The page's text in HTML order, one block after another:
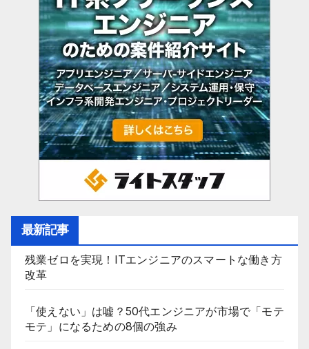
最新記事
残業ゼロを実現！ITエンジニアのスマートな働き方
改革
「使えない」は嘘？50代エンジニアが市場で「モテ
モテ」になるための8個の強み